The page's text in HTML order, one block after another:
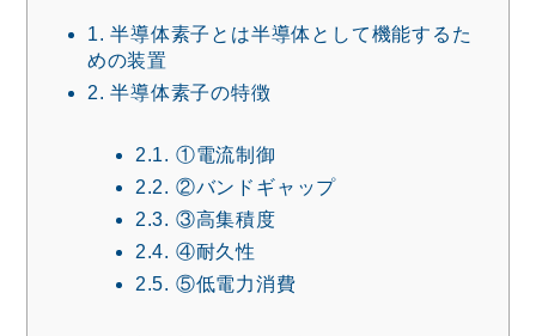
1. 半導体素子とは半導体として機能するた
めの装置
2. 半導体素子の特徴
2.1. ①電流制御
2.2. ②バンドギャップ
2.3. ③高集積度
2.4. ④耐久性
2.5. ⑤低電力消費